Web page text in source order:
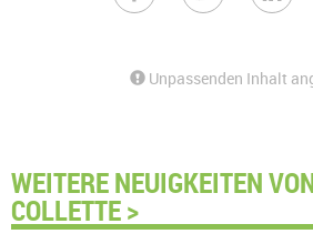
Unpassenden Inhalt
WEITERE NEUIGKEITEN
COLLETTE >